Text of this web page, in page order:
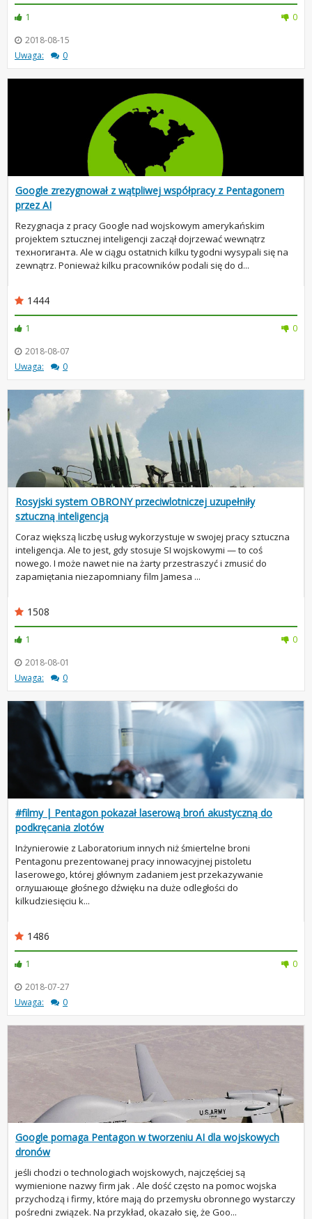
1
0
2018-08-15
Uwaga:
0
Google zrezygnował z wątpliwej współpracy z Pentagonem
przez AI
Rezygnacja z pracy Google nad wojskowym amerykańskim
projektem sztucznej inteligencji zaczął dojrzewać wewnątrz
техногиганта. Ale w ciągu ostatnich kilku tygodni wysypali się na
zewnątrz. Ponieważ kilku pracowników podali się do d...
1444
1
0
2018-08-07
Uwaga:
0
Rosyjski system OBRONY przeciwlotniczej uzupełniły
sztuczną inteligencją
Coraz większą liczbę usług wykorzystuje w swojej pracy sztuczna
inteligencja. Ale to jest, gdy stosuje SI wojskowymi — to coś
nowego. I może nawet nie na żarty przestraszyć i zmusić do
zapamiętania niezapomniany film Jamesa ...
1508
1
0
2018-08-01
Uwaga:
0
#filmy | Pentagon pokazał laserową broń akustyczną do
podkręcania zlotów
Inżynierowie z Laboratorium innych niż śmiertelne broni
Pentagonu prezentowanej pracy innowacyjnej pistoletu
laserowego, której głównym zadaniem jest przekazywanie
оглушающе głośnego dźwięku na duże odległości do
kilkudziesięciu k...
1486
1
0
2018-07-27
Uwaga:
0
Google pomaga Pentagon w tworzeniu AI dla wojskowych
dronów
jeśli chodzi o technologiach wojskowych, najczęściej są
wymienione nazwy firm jak . Ale dość często na pomoc wojska
przychodzą i firmy, które mają do przemysłu obronnego wystarczy
pośredni związek. Na przykład, okazało się, że Goo...